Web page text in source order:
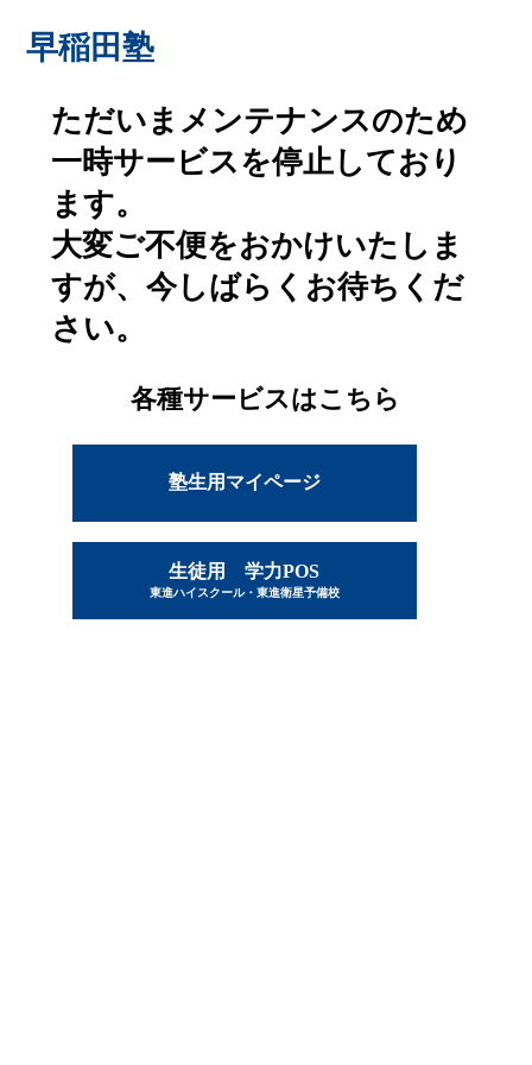
早稲田塾
ただいまメンテナンスのため
一時サービスを停止しており
ます。
大変ご不便をおかけいたしま
すが、今しばらくお待ちくだ
さい。
各種サービスはこちら
塾生用マイページ
生徒用 学力POS
東進ハイスクール・東進衛星予備校